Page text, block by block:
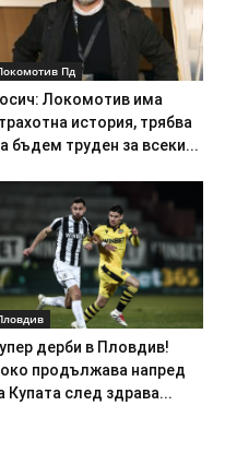
Пд
Локомотив има
история, трябва
бъдем труден за всеки...
дерби в Пловдив!
продължава напред
Купата след здрава...